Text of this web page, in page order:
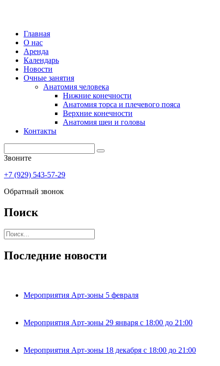
Главная
О нас
Аренда
Календарь
Новости
Очные занятия
Анатомия человека
Нижние конечности
Анатомия торса и плечевого пояса
Верхние конечности
Анатомия шеи и головы
Контакты
Звоните
+7 (929) 543-57-29
Обратный звонок
Поиск
Последние новости
Мероприятия Арт-зоны 5 февраля
Мероприятия Арт-зоны 29 января с 18:00 до 21:00
Мероприятия Арт-зоны 18 декабря с 18:00 до 21:00